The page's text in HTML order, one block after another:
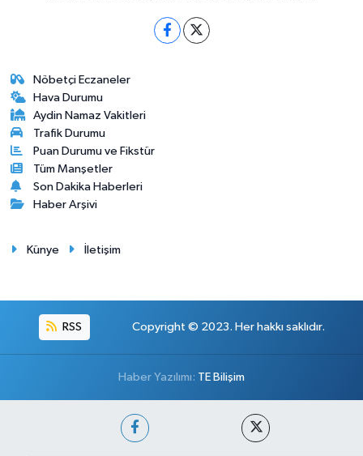
Nöbetçi Eczaneler
Hava Durumu
Aydin Namaz Vakitleri
Trafik Durumu
Puan Durumu ve Fikstür
Tüm Manşetler
Son Dakika Haberleri
Haber Arşivi
Künye İletişim
RSS Copyright © 2023. Her hakkı saklıdır.
Haber Yazılımı: TE Bilişim